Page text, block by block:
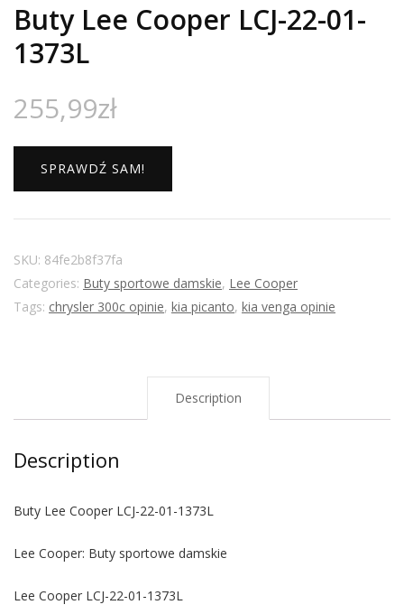
Buty Lee Cooper LCJ-22-01-
1373L
255,99zł
SPRAWDŹ SAM!
SKU: 84fe2b8f37fa
Categories: Buty sportowe damskie, Lee Cooper
Tags: chrysler 300c opinie, kia picanto, kia venga opinie
Description
Description
Buty Lee Cooper LCJ-22-01-1373L
Lee Cooper: Buty sportowe damskie
Lee Cooper LCJ-22-01-1373L